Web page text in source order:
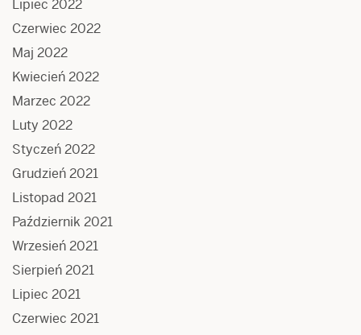
Lipiec 2022
Czerwiec 2022
Maj 2022
Kwiecień 2022
Marzec 2022
Luty 2022
Styczeń 2022
Grudzień 2021
Listopad 2021
Październik 2021
Wrzesień 2021
Sierpień 2021
Lipiec 2021
Czerwiec 2021